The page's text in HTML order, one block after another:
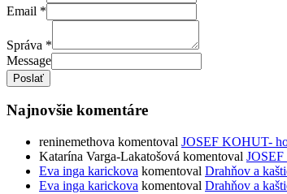
Email *
Správa *
Message
Poslať
Najnovšie komentáre
reninemethova komentoval JOSEF KOHUT-
Katarína Varga-Lakatošová komentoval
Eva inga karickova komentoval Drahňov a
Eva inga karickova komentoval Drahňov a